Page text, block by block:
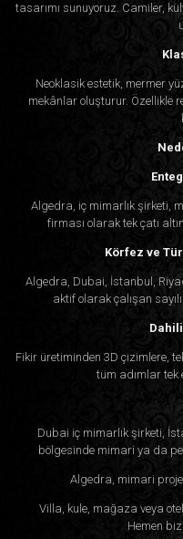
tasarımı sunuyoruz. Camiler,
Neoklasik estetik, mermer
mekânlar oluşturur. Özellikle
Algedra, iç mimarlık şirketi,
firması olarak tek çatı
Körfez ve
Algedra, Dubai, İstanbul,
aktif olarak çalışan
Fikir üretiminden 3D çizimlere,
tüm adımlar tek
Dubai iç mimarlık şirketi,
bölgesinde mimari ya da
Algedra, mimari
Villa, kule, mağaza veya
Hemen